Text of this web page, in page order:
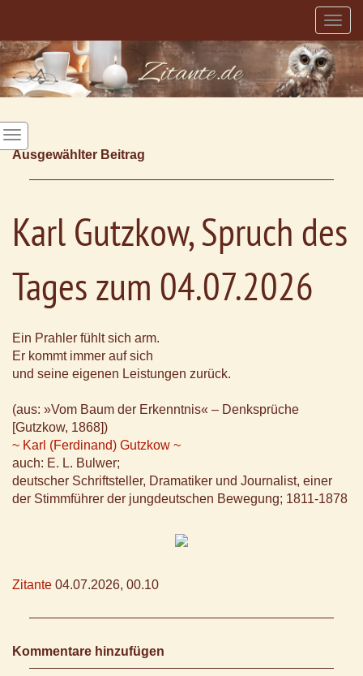
Ausgewählter Beitrag
Karl Gutzkow, Spruch des
Tages zum 04.07.2026
Ein Prahler fühlt sich arm.
Er kommt immer auf sich
und seine eigenen Leistungen zurück.
(aus: »Vom Baum der Erkenntnis« – Denksprüche
[Gutzkow, 1868])
~ Karl (Ferdinand) Gutzkow ~
auch: E. L. Bulwer;
deutscher Schriftsteller, Dramatiker und Journalist, einer
der Stimmführer der jungdeutschen Bewegung; 1811-1878
Zitante 04.07.2026, 00.10
Kommentare hinzufügen